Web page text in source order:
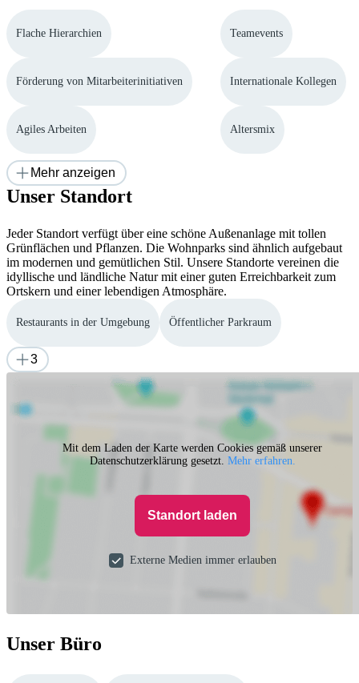
Flache Hierarchien
Förderung von Mitarbeiterinitiativen
Agiles Arbeiten
Teamevents
Internationale Kollegen
Altersmix
Mehr anzeigen
Unser Standort
Jeder Standort verfügt über eine schöne Außenanlage mit tollen
Grünflächen und Pflanzen. Die Wohnparks sind ähnlich aufgebaut
im modernen und gemütlichen Stil. Unsere Standorte vereinen die
idyllische und ländliche Natur mit einer guten Erreichbarkeit zum
Ortskern und einer lebendigen Atmosphäre.
Restaurants in der Umgebung Öffentlicher Parkraum
3
Mit dem Laden der Karte werden Cookies gemäß unserer
Datenschutzerklärung gesetzt. Mehr erfahren.
Standort laden
Externe Medien immer erlauben
Unser Büro